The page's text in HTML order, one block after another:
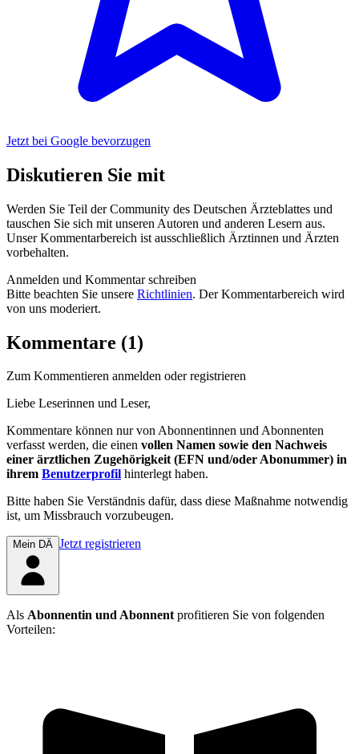
Jetzt bei Google bevorzugen
Diskutieren Sie mit
Werden Sie Teil der Community des Deutschen Ärzteblattes und
tauschen Sie sich mit unseren Autoren und anderen Lesern aus.
Unser Kommentarbereich ist ausschließlich Ärztinnen und Ärzten
vorbehalten.
Anmelden und Kommentar schreiben
Bitte beachten Sie unsere Richtlinien. Der Kommentarbereich wird
von uns moderiert.
Kommentare (1)
Zum Kommentieren anmelden oder registrieren
Liebe Leserinnen und Leser,
Kommentare können nur von Abonnentinnen und Abonnenten
verfasst werden, die einen vollen Namen sowie den Nachweis
einer ärztlichen Zugehörigkeit (EFN und/oder Abonummer) in
ihrem Benutzerprofil hinterlegt haben.
Bitte haben Sie Verständnis dafür, dass diese Maßnahme notwendig
ist, um Missbrauch vorzubeugen.
Mein DÄ Jetzt registrieren
Als Abonnentin und Abonnentprofitieren Sie von folgenden
Vorteilen: